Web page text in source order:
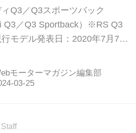
Q3／Q3スポーツバック
Q3／Q3 Sportback）※RS Q3
モデル発表日：2020年7月7日
モーターマガジン編集部